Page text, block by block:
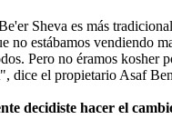
Sheva es más
no estábamos vendiendo
Pero no éramos kosher
dice el propietario Asaf
decidiste hacer el